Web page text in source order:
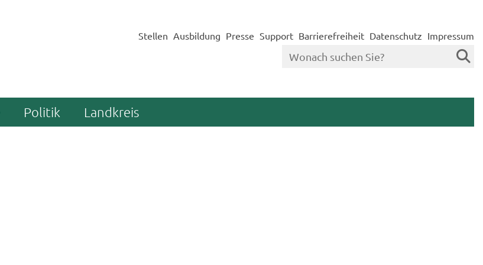
Stellen Ausbildung Presse Support Barrierefreiheit Datenschutz Impressum
Politik Landkreis